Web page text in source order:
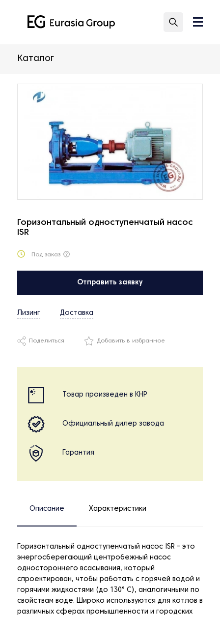
Каталог
Горизонтальный одноступенчатый насос
ISR
Под заказ
Отправить заявку
Лизинг Доставка
Поделиться Добавить в избранное
Товар произведен в КНР
Официальный дилер завода
Гарантия
Описание Характеристики
Горизонтальный одноступенчатый насос ISR – это
энергосберегающий центробежный насос
одностороннего всасывания, который
спроектирован, чтобы работать с горячей водой и
горячими жидкостями (до 130° C), аналогичными по
свойствам воде. Широко используются для котлов в
различных сферах промышленности и городских